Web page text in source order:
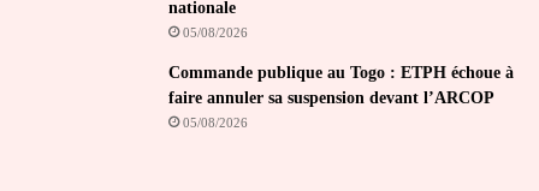
nationale
05/08/2026
Commande publique au Togo : ETPH échoue à
faire annuler sa suspension devant l’ARCOP
05/08/2026